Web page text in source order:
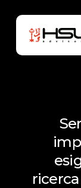
content